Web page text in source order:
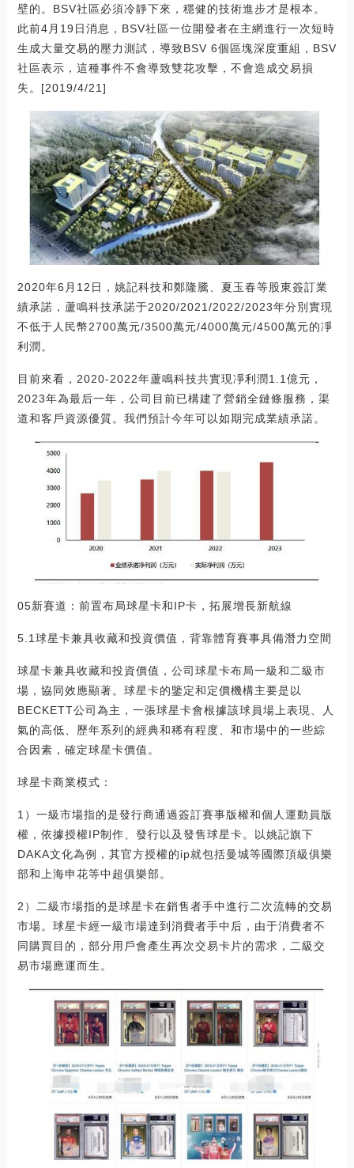
壁的。BSV社區必須冷靜下來，穩健的技術進步才是根本。
此前4月19日消息，BSV社區一位開發者在主網進行一次短時
生成大量交易的壓力測試，導致BSV 6個區塊深度重組，BSV
社區表示，這種事件不會導致雙花攻擊，不會造成交易損
失。[2019/4/21]
2020年6月12日，姚記科技和鄭隆騰、夏玉春等股東簽訂業
績承諾，蘆鳴科技承諾于2020/2021/2022/2023年分別實現
不低于人民幣2700萬元/3500萬元/4000萬元/4500萬元的凈
利潤。
目前來看，2020-2022年蘆鳴科技共實現凈利潤1.1億元，
2023年為最后一年，公司目前已構建了營銷全鏈條服務，渠
道和客戶資源優質。我們預計今年可以如期完成業績承諾。
05新賽道：前置布局球星卡和IP卡，拓展增長新航線
5.1球星卡兼具收藏和投資價值，背靠體育賽事具備潛力空間
球星卡兼具收藏和投資價值，公司球星卡布局一級和二級市
場，協同效應顯著。球星卡的鑒定和定價機構主要是以
BECKETT公司為主，一張球星卡會根據該球員場上表現、人
氣的高低、歷年系列的經典和稀有程度、和市場中的一些綜
合因素，確定球星卡價值。
球星卡商業模式：
1）一級市場指的是發行商通過簽訂賽事版權和個人運動員版
權，依據授權IP制作、發行以及發售球星卡。以姚記旗下
DAKA文化為例，其官方授權的ip就包括曼城等國際頂級俱樂
部和上海申花等中超俱樂部。
2）二級市場指的是球星卡在銷售者手中進行二次流轉的交易
市場。球星卡經一級市場達到消費者手中后，由于消費者不
同購買目的，部分用戶會產生再次交易卡片的需求，二級交
易市場應運而生。